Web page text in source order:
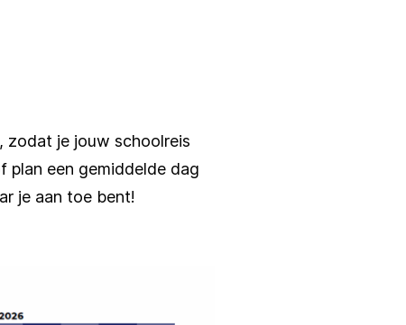
zodat je jouw schoolreis
plan een gemiddelde dag
je aan toe bent!